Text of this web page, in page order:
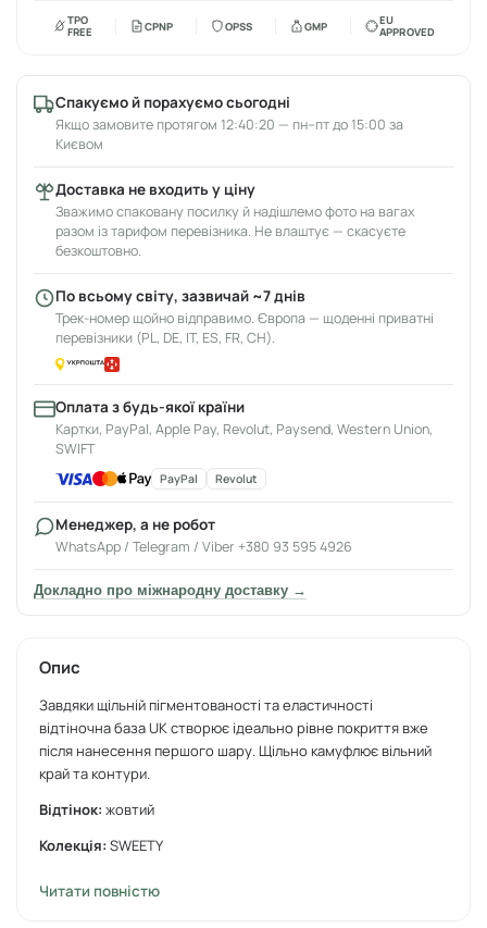
TPO
FREE
CPNP OPSS GMP
EU
APPROVED
Спакуємо й порахуємо сьогодні
Якщо замовите протягом 12:40:20 — пн–пт до 15:00 за
Києвом
Доставка не входить у ціну
Зважимо спаковану посилку й надішлемо фото на вагах
разом із тарифом перевізника. Не влаштує — скасуєте
безкоштовно.
По всьому світу, зазвичай ~7 днів
Трек-номер щойно відправимо. Європа — щоденні приватні
перевізники (PL, DE, IT, ES, FR, CH).
Оплата з будь-якої країни
Картки, PayPal, Apple Pay, Revolut, Paysend, Western Union,
SWIFT
PayPal Revolut
Менеджер, а не робот
WhatsApp / Telegram / Viber +380 93 595 4926
Докладно про міжнародну доставку →
Опис
Завдяки щільній пігментованості та еластичності
відтіночна база UK створює ідеально рівне покриття вже
після нанесення першого шару. Щільно камуфлює вільний
край та контури.
Відтінок:жовтий
Колекція:SWEETY
Консистенція:
Читати повністю